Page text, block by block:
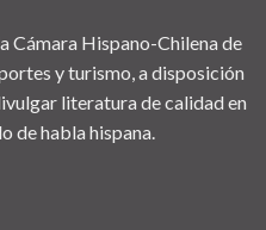
Cámara Hispano-Chilena de
y turismo, a disposición
literatura de calidad en
de habla hispana.